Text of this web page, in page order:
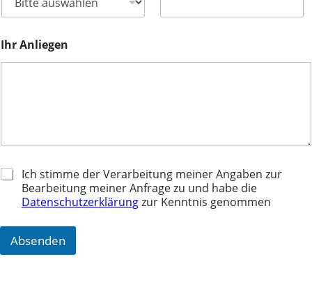
I
rIhr Anliegen
D
n
c
Ich stimme der Verarbeitung meiner Angaben zur
Bearbeitung meiner Anfrage zu und habe die
Datenschutzerklärungzur Kenntnis genommen
Absenden